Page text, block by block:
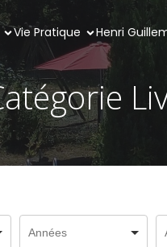
Vie Pratique Henri